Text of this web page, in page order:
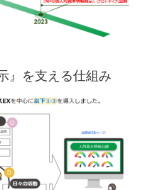
』を支える仕組み